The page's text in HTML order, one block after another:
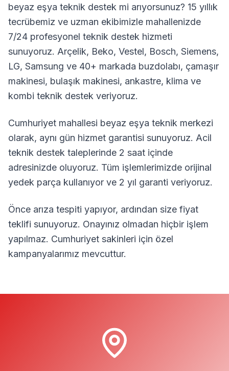
beyaz eşya teknik destek mi arıyorsunuz? 15 yıllık
tecrübemiz ve uzman ekibimizle mahallenizde
7/24 profesyonel teknik destek hizmeti
sunuyoruz. Arçelik, Beko, Vestel, Bosch, Siemens,
LG, Samsung ve 40+ markada buzdolabı, çamaşır
makinesi, bulaşık makinesi, ankastre, klima ve
kombi teknik destek veriyoruz.
Cumhuriyet mahallesi beyaz eşya teknik merkezi
olarak, aynı gün hizmet garantisi sunuyoruz. Acil
teknik destek taleplerinde 2 saat içinde
adresinizde oluyoruz. Tüm işlemlerimizde orijinal
yedek parça kullanıyor ve 2 yıl garanti veriyoruz.
Önce arıza tespiti yapıyor, ardından size fiyat
teklifi sunuyoruz. Onayınız olmadan hiçbir işlem
yapılmaz. Cumhuriyet sakinleri için özel
kampanyalarımız mevcuttur.